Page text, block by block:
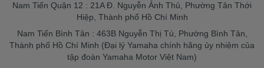
Nam Tiến Quận 12 : 21A Đ. Nguyễn Ảnh Thủ, Phường Tân Thới
Hiệp, Thành phố Hồ Chí Minh
Nam Tiến Bình Tân : 463B Nguyễn Thị Tú, Phường Bình Tân,
Thành phố Hồ Chí Minh (Đại lý Yamaha chính hãng ủy nhiệm của
tập đoàn Yamaha Motor Việt Nam)